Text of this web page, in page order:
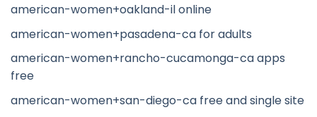
american-women+oakland-il online
american-women+pasadena-ca for adults
american-women+rancho-cucamonga-ca apps
free
american-women+san-diego-ca free and single site